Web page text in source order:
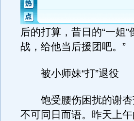
后的打算，昔日的“一姐
战，给他当后援团吧。”
被小师妹“打”退役
饱受腰伤困扰的谢杏
不可同日而语。昨天上